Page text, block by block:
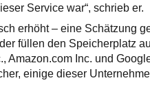
Service war“, schrieb er.
erhöht – eine Schätzung
füllen den Speicherplatz
Amazon.com Inc. und
einige dieser